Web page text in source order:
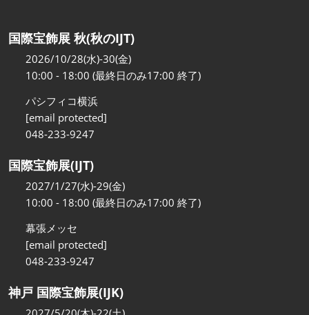
国際宝飾展 秋(秋のIJT)
2026/10/28(水)-30(金)
10:00 - 18:00 (最終日のみ17:00 終了)
パシフィコ横浜
[email protected]
048-233-9247
国際宝飾展(IJT)
2027/1/27(水)-29(金)
10:00 - 18:00 (最終日のみ17:00 終了)
幕張メッセ
[email protected]
048-233-9247
神戸 国際宝飾展(IJK)